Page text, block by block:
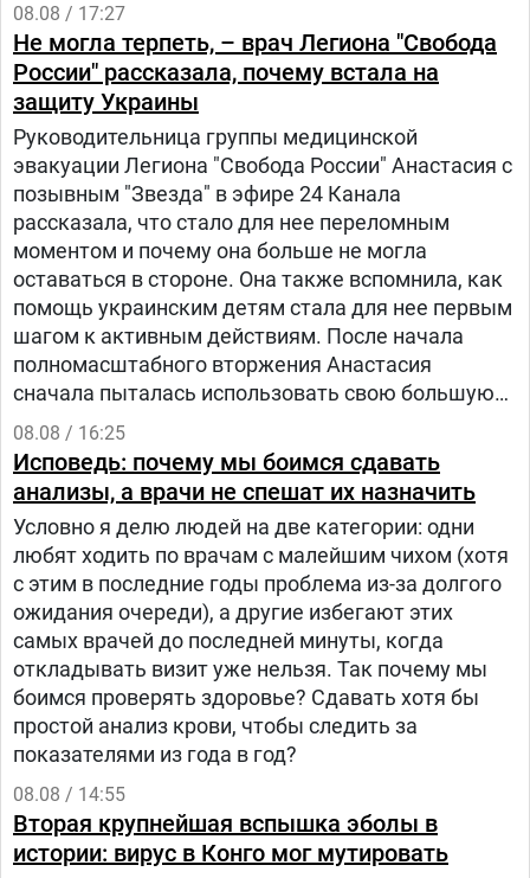
08.08 / 17:27
Не могла терпеть, – врач Легиона "Свобода
России" рассказала, почему встала на
защиту Украины
Руководительница группы медицинской
эвакуации Легиона "Свобода России" Анастасия с
позывным "Звезда" в эфире 24 Канала
рассказала, что стало для нее переломным
моментом и почему она больше не могла
оставаться в стороне. Она также вспомнила, как
помощь украинским детям стала для нее первым
шагом к активным действиям. После начала
полномасштабного вторжения Анастасия
сначала пыталась использовать свою большую
русскоязычную аудиторию, чтобы объяснять
людям в России, что на самом деле происходит в
Украине.
08.08 / 16:25
Исповедь: почему мы боимся сдавать
анализы, а врачи не спешат их назначить
Условно я делю людей на две категории: одни
любят ходить по врачам с малейшим чихом (хотя
с этим в последние годы проблема из-за долгого
ожидания очереди), а другие избегают этих
самых врачей до последней минуты, когда
откладывать визит уже нельзя. Так почему мы
боимся проверять здоровье? Сдавать хотя бы
простой анализ крови, чтобы следить за
показателями из года в год?
08.08 / 14:55
Вторая крупнейшая вспышка эболы в
истории: вирус в Конго мог мутировать